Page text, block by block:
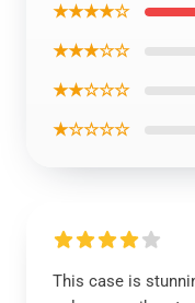
★★★★☆
★★★☆☆
★★☆☆☆
★☆☆☆☆
This case is